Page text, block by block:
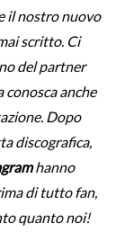
il nostro nuovo
scritto. Ci
del partner
conosca anche
Dopo
discografica,
hanno
di tutto fan,
quanto noi!